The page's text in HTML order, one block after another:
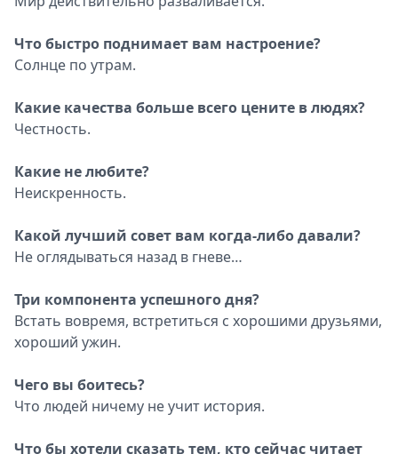
Что быстро поднимает вам настроение?
Солнце по утрам.
Какие качества больше всего цените в людях?
Честность.
Какие не любите?
Неискренность.
Какой лучший совет вам когда-либо давали?
Не оглядываться назад в гневе…
Три компонента успешного дня?
Встать вовремя, встретиться с хорошими друзьями,
хороший ужин.
Чего вы боитесь?
Что людей ничему не учит история.
Что бы хотели сказать тем, кто сейчас читает